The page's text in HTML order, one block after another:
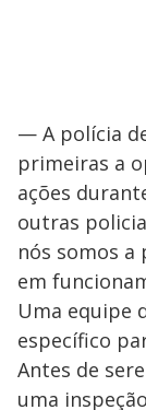
— A polícia
primeiras a
ações
outras
nós somos
em
Uma equipe
específico
Antes de
uma